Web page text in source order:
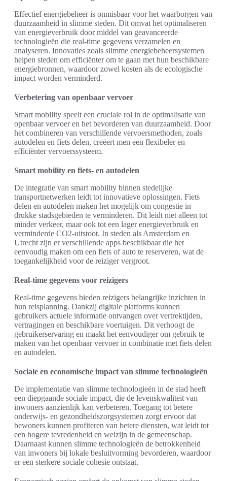
Effectief energiebeheer is onmisbaar voor het waarborgen van
duurzaamheid in slimme steden. Dit omvat het optimaliseren
van energieverbruik door middel van geavanceerde
technologieën die real-time gegevens verzamelen en
analyseren. Innovaties zoals slimme energiebeheersystemen
helpen steden om efficiënter om te gaan met hun beschikbare
energiebronnen, waardoor zowel kosten als de ecologische
impact worden verminderd.
Verbetering van openbaar vervoer
Smart mobility speelt een cruciale rol in de optimalisatie van
openbaar vervoer en het bevorderen van duurzaamheid. Door
het combineren van verschillende vervoersmethoden, zoals
autodelen en fiets delen, creëert men een flexibeler en
efficiënter vervoerssysteem.
Smart mobility en fiets- en autodelen
De integratie van smart mobility binnen stedelijke
transportnetwerken leidt tot innovatieve oplossingen. Fiets
delen en autodelen maken het mogelijk om congestie in
drukke stadsgebieden te verminderen. Dit leidt niet alleen tot
minder verkeer, maar ook tot een lager energieverbruik en
verminderde CO2-uitstoot. In steden als Amsterdam en
Utrecht zijn er verschillende apps beschikbaar die het
eenvoudig maken om een fiets of auto te reserveren, wat de
toegankelijkheid voor de reiziger vergroot.
Real-time gegevens voor reizigers
Real-time gegevens bieden reizigers belangrijke inzichten in
hun reisplanning. Dankzij digitale platforms kunnen
gebruikers actuele informatie ontvangen over vertrektijden,
vertragingen en beschikbare voertuigen. Dit verhoogt de
gebruikerservaring en maakt het eenvoudiger om gebruik te
maken van het openbaar vervoer in combinatie met fiets delen
en autodelen.
Sociale en economische impact van slimme technologieën
De implementatie van slimme technologieën in de stad heeft
een diepgaande sociale impact, die de levenskwaliteit van
inwoners aanzienlijk kan verbeteren. Toegang tot betere
onderwijs- en gezondheidszorgsystemen zorgt ervoor dat
bewoners kunnen profiteren van betere diensten, wat leidt tot
een hogere tevredenheid en welzijn in de gemeenschap.
Daarnaast kunnen slimme technologieën de betrokkenheid
van inwoners bij lokale besluitvorming bevorderen, waardoor
er een sterkere sociale cohesie ontstaat.